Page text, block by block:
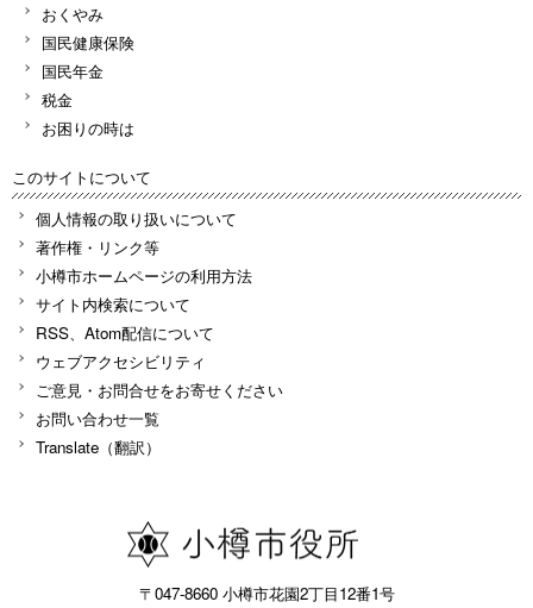
おくやみ
国民健康保険
国民年金
税金
お困りの時は
このサイトについて
個人情報の取り扱いについて
著作権・リンク等
小樽市ホームページの利用方法
サイト内検索について
RSS、Atom配信について
ウェブアクセシビリティ
ご意見・お問合せをお寄せください
お問い合わせ一覧
Translate（翻訳）
〒047-8660 小樽市花園2丁目12番1号